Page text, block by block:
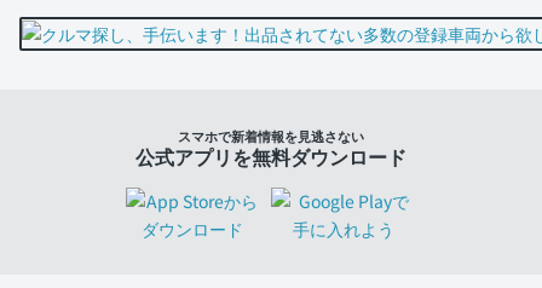
スマホで新着情報を見逃さない
公式アプリを無料ダウンロード